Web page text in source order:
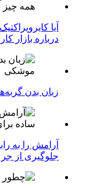
آیا
درباره بازار
زبان بدن
آرامش را به
جلوگیری از